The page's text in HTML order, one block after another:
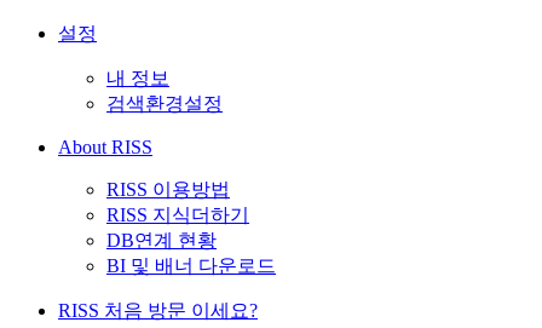
설정
내 정보
검색환경설정
About RISS
RISS 이용방법
RISS 지식더하기
DB연계 현황
BI 및 배너 다운로드
RISS 처음 방문 이세요?